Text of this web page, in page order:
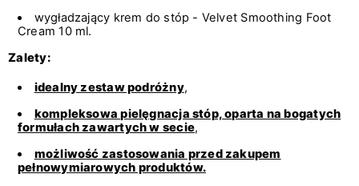
wygładzający krem do stóp - Velvet Smoothing Foot
Cream 10 ml.
Zalety:
idealny zestaw podróżny,
kompleksowa pielęgnacja stóp, oparta na bogatych
formułach zawartych w secie,
możliwość zastosowania przed zakupem
pełnowymiarowych produktów.